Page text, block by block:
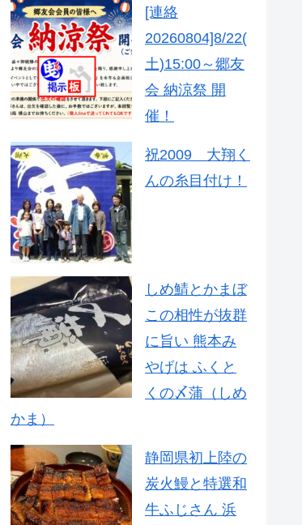
[連絡
20260804]8/22(
土)15:00～郷友
会 納涼祭 開
催！
祝2009 大翔く
んの糸目付け！
しめ鯖とかまぼ
この相性が抜群
に旨い 熊本み
やげは ふくと
くの〆蒲（しめ
かま）
静岡県初上陸の
炭火鰻と特選和
牛ふじさん 浜